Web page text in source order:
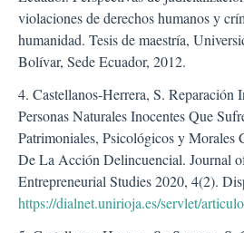
violaciones de derechos humanos y
humanidad. Tesis de maestría,
Bolívar, Sede Ecuador, 2012.
4. Castellanos-Herrera, S. Reparación
Personas Naturales Inocentes Que
Patrimoniales, Psicológicos y Morales
De La Acción Delincuencial. Journal
Entrepreneurial Studies 2020, 4(2).
https://dialnet.unirioja.es/servlet/